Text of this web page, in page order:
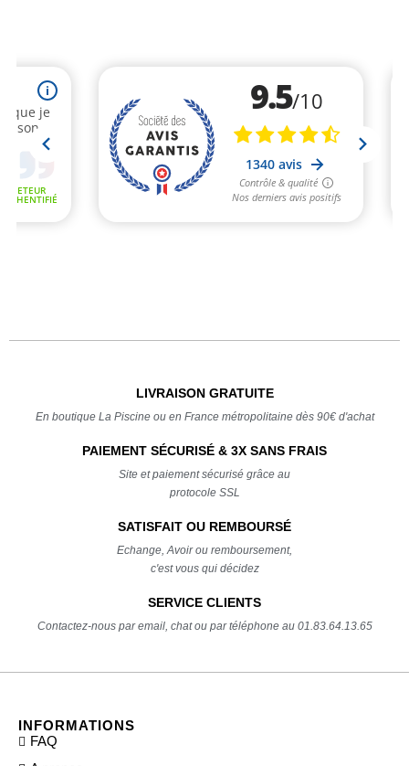
LIVRAISON GRATUITE
En boutique La Piscine ou en France métropolitaine dès 90€ d'achat
PAIEMENT SÉCURISÉ & 3X SANS FRAIS
Site et paiement sécurisé grâce au
protocole SSL
SATISFAIT OU REMBOURSÉ
Echange, Avoir ou remboursement,
c'est vous qui décidez
SERVICE CLIENTS
Contactez-nous par email, chat ou par téléphone au 01.83.64.13.65
INFORMATIONS
FAQ